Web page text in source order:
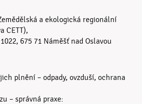
a ekologická regionální
CETT),
675 71 Náměšť nad Oslavou
plnění – odpady, ovzduší, ochrana
– správná praxe: